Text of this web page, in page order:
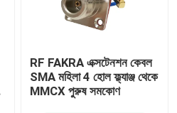
RF FAKRA এক্সটেনশন কেবল
SMA মহিলা 4 হোল ফ্ল্যাঞ্জ থেকে
MMCX পুরুষ সমকোণ